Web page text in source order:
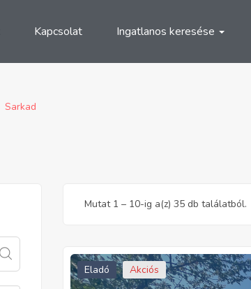
Kapcsolat Ingatlanos keresése
Sarkad
Mutat 1 – 10-ig a(z) 35 db találatból.
Eladó Akciós